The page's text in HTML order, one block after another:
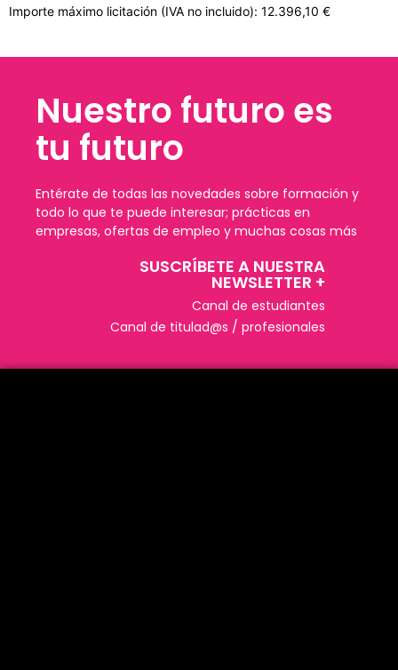
Importe máximo licitación (IVA no incluido): 12.396,10 €
Nuestro futuro es
tu futuro
Entérate de todas las novedades sobre formación y
todo lo que te puede interesar; prácticas en
empresas, ofertas de empleo y muchas cosas más
SUSCRÍBETE A NUESTRA
NEWSLETTER +​
Canal de estudiantes
Canal de titulad@s / profesionales